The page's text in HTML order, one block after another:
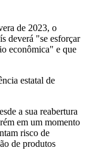
de 2023, o
deverá "se esforçar
econômica" e que
estatal de
a sua reabertura
em um momento
risco de
de produtos